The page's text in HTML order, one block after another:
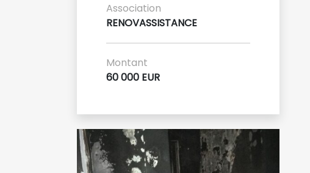
Association
RENOVASSISTANCE
Montant
60 000 EUR